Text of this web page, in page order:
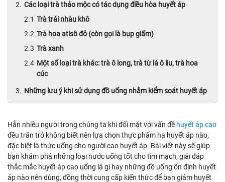
Các loại trà thảo mộc có tác dụng điều hòa huyết áp
Trà trái nhàu khô
Trà hoa atisô đỏ (còn gọi là bụp giấm)
Trà xanh
Một số loại trà khác: trà ô long, trà từ lá ô liu, trà hoa
cúc
Những lưu ý khi sử dụng đồ uống nhằm kiểm soát huyết áp
Hẳn nhiều người trong chúng ta khi đối mặt với vấn đề huyết áp cao
đều trăn trở không biết nên lựa chọn thực phẩm hạ huyết áp nào,
đặc biệt là thức uống cho người cao huyết áp. Bài viết này sẽ giúp
bạn khám phá những loại nước uống tốt cho tim mạch, giải đáp
thắc mắc huyết áp cao uống lá gì hay những đồ uống ổn định huyết
áp nào nên dùng, đồng thời cung cấp kiến thức để bạn giảm huyết